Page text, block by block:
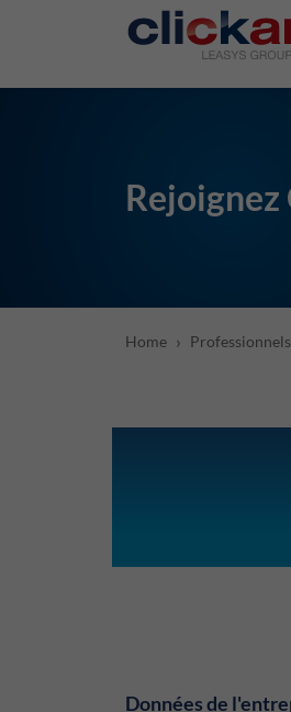
Salta al contenuto principale
Home › Professionnels
Données de